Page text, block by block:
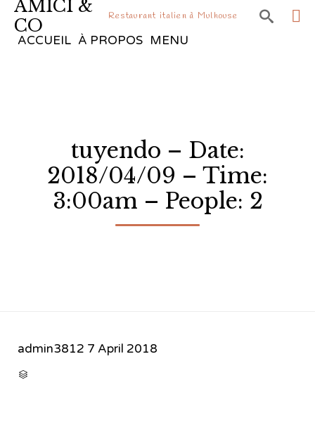
AMICI &
CO
Restaurant italien à Mulhouse 
ACCUEIL À PROPOS MENU
tuyendo – Date:
2018/04/09 – Time:
3:00am – People: 2
admin3812 7 April 2018
